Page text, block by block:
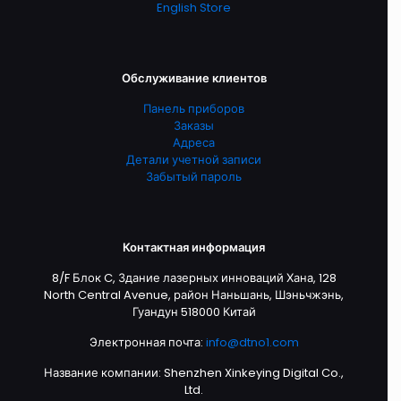
English Store
Обслуживание клиентов
Панель приборов
Заказы
Адреса
Детали учетной записи
Забытый пароль
Контактная информация
8/F Блок C, Здание лазерных инноваций Хана, 128
North Central Avenue, район Наньшань, Шэньчжэнь,
Гуандун 518000 Китай
Электронная почта: info@dtno1.com
Название компании: Shenzhen Xinkeying Digital Co.,
Ltd.